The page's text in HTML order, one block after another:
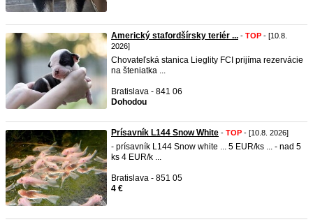
Americký stafordšírsky teriér ... - TOP - [10.8.
2026]
Chovateľská stanica Lieglity FCI prijíma rezervácie
na šteniatka ...
Bratislava - 841 06
Dohodou
Prísavník L144 Snow White - TOP - [10.8. 2026]
- prísavník L144 Snow white ... 5 EUR/ks ... - nad 5
ks 4 EUR/k ...
Bratislava - 851 05
4 €